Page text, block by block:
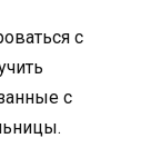
с
с